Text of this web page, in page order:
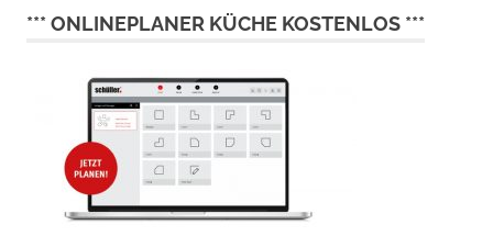
*** ONLINEPLANER KÜCHE KOSTENLOS ***